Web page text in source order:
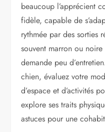
beaucoup l’apprécient
fidèle, capable de
rythmée par des sorties
souvent marron ou
demande peu
chien, évaluez votre
d’espace et d’activités
explore ses traits
astuces pour une